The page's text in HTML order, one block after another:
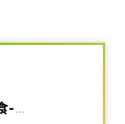
桃園觀音區小吃冰品美食-三年愛班冰舖